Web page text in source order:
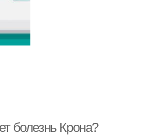
болезнь Крона?